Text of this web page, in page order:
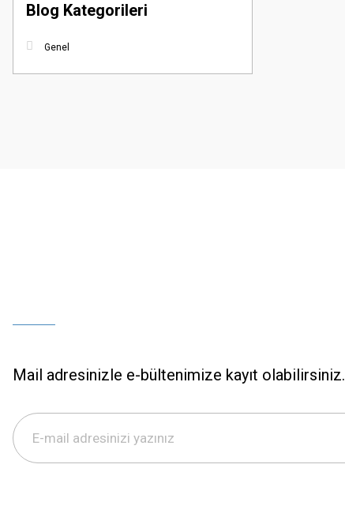
Blog Kategorileri
Genel
Mail adresinizle e-bültenimize kayıt olabilirsiniz.